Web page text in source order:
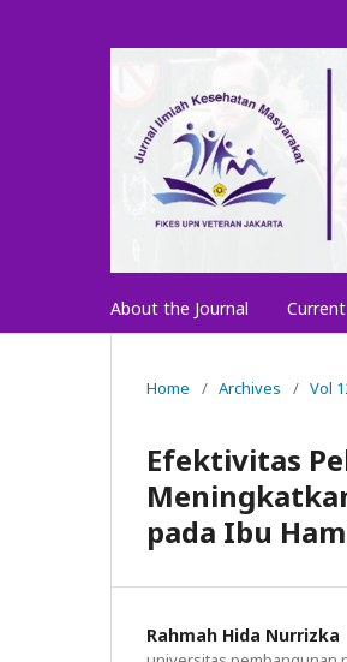
About the Journal Current
Home / Archives / Vol
Efektivitas
pada Ibu
Rahmah Hida Nurrizka